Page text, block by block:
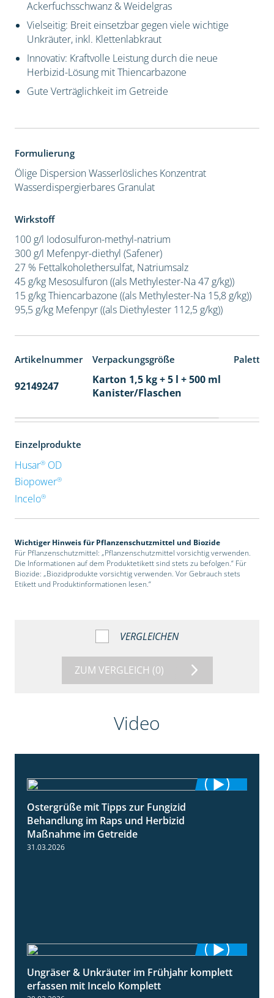
Ackerfuchsschwanz & Weidelgras
Vielseitig: Breit einsetzbar gegen viele wichtige
Unkräuter, inkl. Klettenlabkraut
Innovativ: Kraftvolle Leistung durch die neue
Herbizid-Lösung mit Thiencarbazone
Gute Verträglichkeit im Getreide
Formulierung
Ölige DispersionWasserlösliches Konzentrat
Wasserdispergierbares Granulat
Wirkstoff
100 g/l Iodosulfuron-methyl-natrium
300 g/l Mefenpyr-diethyl (Safener)
27 % Fettalkoholethersulfat, Natriumsalz
45 g/kg Mesosulfuron ((als Methylester-Na 47 g/kg))
15 g/kg Thiencarbazone ((als Methylester-Na 15,8 g/kg))
95,5 g/kg Mefenpyr ((als Diethylester 112,5 g/kg))
Artikelnummer Verpackungsgröße
92149247
Karton 1,5 kg + 5 l + 500 ml
Kanister/Flaschen
Einzelprodukte
Husar®OD
Biopower®
Incelo®
Wichtiger Hinweis für Pflanzenschutzmittel und Biozide
Für Pflanzenschutzmittel: „Pflanzenschutzmittel vorsichtig verwenden.
Die Informationen auf dem Produktetikett sind stets zu befolgen.“ Für
Biozide: „Biozidprodukte vorsichtig verwenden. Vor Gebrauch stets
Etikett und Produktinformationen lesen.“
VERGLEICHEN
ZUM VERGLEICH (0)
Video
Ostergrüße mit Tipps zur Fungizid
Behandlung im Raps und Herbizid
Maßnahme im Getreide
31.03.2026
3:10
Ungräser & Unkräuter im Frühjahr komplett
erfassen mit Incelo Komplett